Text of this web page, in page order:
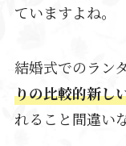
ていますよね。
結婚式でのラン
りの比較的新し
れること間違い